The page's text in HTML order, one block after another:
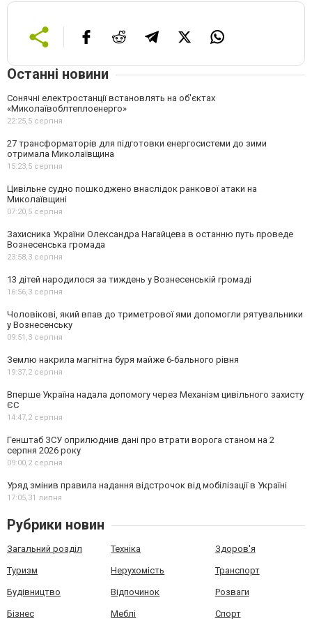
Останні новини
Сонячні електростанції встановлять на об'єктах
«Миколаївоблтеплоенерго»
22:25,5 серпня
27 трансформаторів для підготовки енергосистеми до зими
отримала Миколаївщина
15:23,5 серпня
Цивільне судно пошкоджено внаслідок ранкової атаки на
Миколаївщині
07:20,5 серпня
Захисника України Олександра Нагайцева в останню путь проведе
Вознесенська громада
23:58,3 серпня
13 дітей народилося за тиждень у Вознесенській громаді
16:56,3 серпня
Чоловікові, який впав до триметрової ями допомогли рятувальники
у Вознесенську
09:51,3 серпня
Землю накрила магнітна буря майже 6-бального рівня
19:37,2 серпня
Вперше Україна надала допомогу через Механізм цивільного захисту
ЄС
14:47,2 серпня
Генштаб ЗСУ оприлюднив дані про втрати ворога станом на 2
серпня 2026 року
09:00,2 серпня
Уряд змінив правила надання відстрочок від мобілізації в Україні
17:05,31 липня
Рубрики новин
Загальний розділ Техніка Здоров'я
Туризм Нерухомість Транспорт
Будівництво Відпочинок Розваги
Бізнес Меблі Спорт